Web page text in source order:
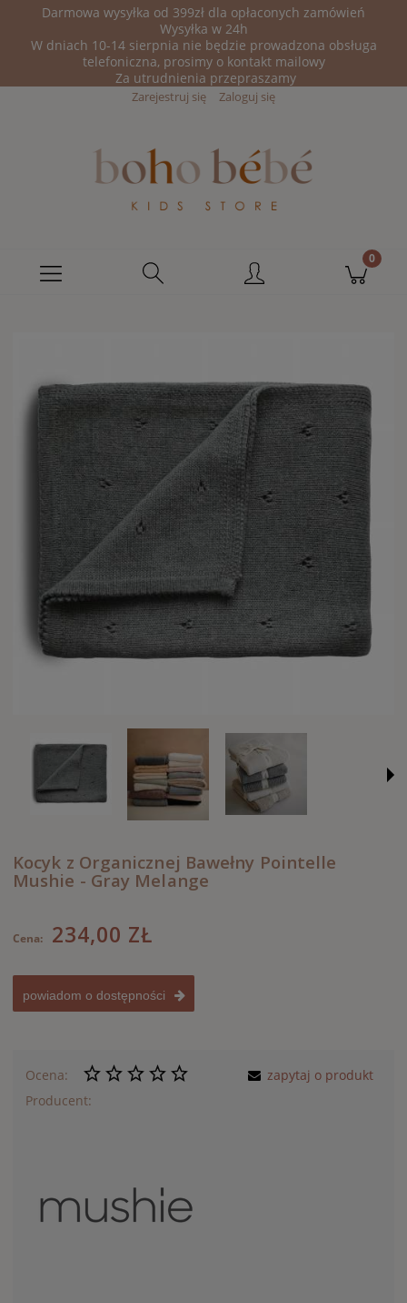
Darmowa wysyłka od 399zł dla opłaconych zamówień
Wysyłka w 24h
W dniach 10-14 sierpnia nie będzie prowadzona obsługa
telefoniczna, prosimy o kontakt mailowy
Za utrudnienia przepraszamy
Zarejestruj się Zaloguj się
Kocyk z Organicznej Bawełny Pointelle
Mushie - Gray Melange
Cena: 234,00 ZŁ
powiadom o dostępności
Ocena:
Producent:
zapytaj o produkt